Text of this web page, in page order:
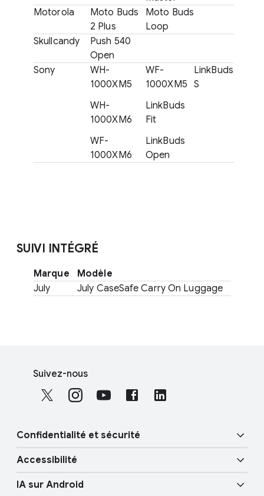
Motorola
Moto Buds
2 Plus
Moto Buds
Loop
Skullcandy
Push 540
Open
Sony
WH-
1000XM5
WH-
1000XM6
WF-
1000XM6
WF-
1000XM5
LinkBuds
Fit
LinkBuds
Open
LinkBuds
S
SUIVI INTÉGRÉ
Marque
Modèle
July
July CaseSafe Carry On Luggage
S
l
o
d
Suivez-nous
Confidentialité et sécurité
Accessibilité
IA sur Android